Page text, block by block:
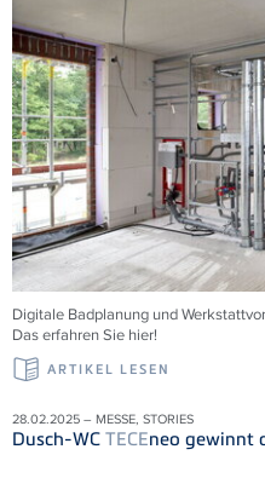
Digitale Badplanung und
Das erfahren Sie hier!
ARTIKEL LESEN
28.02.2025 – MESSE, STORIES
Dusch-WC TECEneo gewinnt